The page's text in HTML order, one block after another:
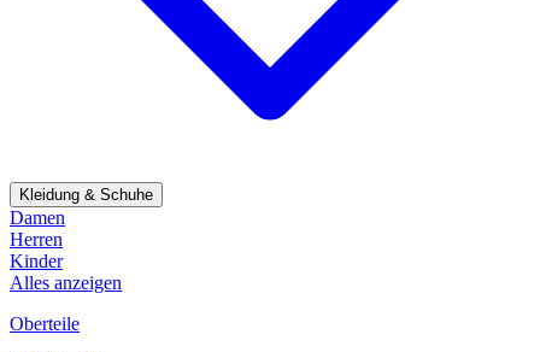
Kleidung & Schuhe
Damen
Herren
Kinder
Alles anzeigen
Oberteile